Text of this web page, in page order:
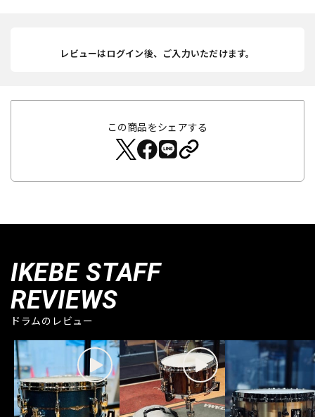
レビューはログイン後、ご入力いただけます。
この商品をシェアする
IKEBE STAFF
REVIEWS
ドラムのレビュー